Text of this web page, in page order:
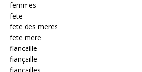
femmes
fete
fete des meres
fete mere
fiancaille
fiançaille
fiançailles